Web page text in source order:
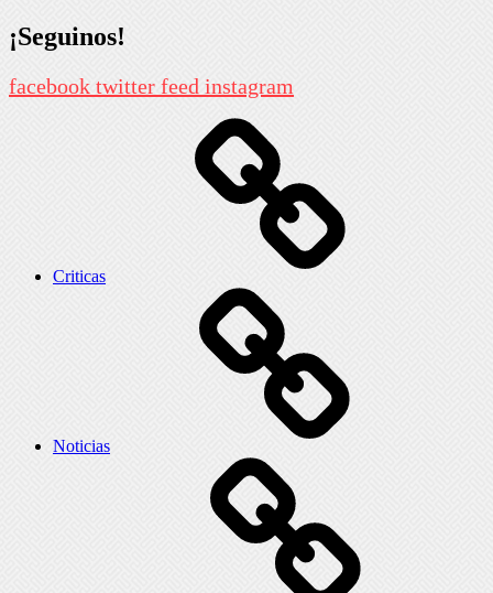
¡Seguinos!
facebook twitter feed instagram
Criticas
Noticias